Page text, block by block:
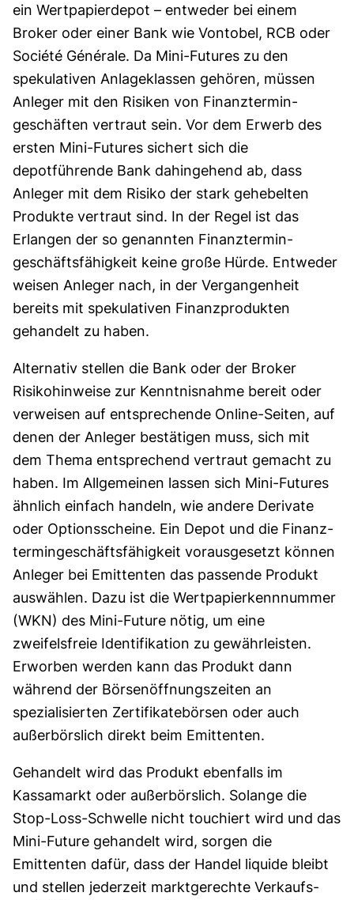
ein Wert­papier­depot – entweder bei einem
Broker oder einer Bank wie Vontobel, RCB oder
Société Générale. Da Mini-Futures zu den
spekulativen Anlageklassen gehören, müssen
Anleger mit den Risiken von Finanz­termin­
geschäften vertraut sein. Vor dem Erwerb des
ersten Mini-Futures sichert sich die
depotführende Bank dahin­gehend ab, dass
Anleger mit dem Risiko der stark gehebelten
Produkte vertraut sind. In der Regel ist das
Erlangen der so genannten Finanz­termin­
geschäfts­fähigkeit keine große Hürde. Entweder
weisen Anleger nach, in der Vergangenheit
bereits mit spekulativen Finanz­produkten
gehandelt zu haben.
Alternativ stellen die Bank oder der Broker
Risikohinweise zur Kenntnisnahme bereit oder
verweisen auf entsprechende Online-Seiten, auf
denen der Anleger bestätigen muss, sich mit
dem Thema entsprechend vertraut gemacht zu
haben. Im Allgemeinen lassen sich Mini-Futures
ähnlich einfach handeln, wie andere Derivate
oder Optionsscheine. Ein Depot und die Finanz­
termin­geschäfts­fähigkeit vorausgesetzt können
Anleger bei Emittenten das passende Produkt
auswählen. Dazu ist die Wert­papierken­nnummer
(WKN) des Mini-Future nötig, um eine
zweifelsfreie Identifikation zu gewährleisten.
Erworben werden kann das Produkt dann
während der Börsenöffnungszeiten an
spezialisierten Zertifikatebörsen oder auch
außerbörslich direkt beim Emittenten.
Gehandelt wird das Produkt ebenfalls im
Kassamarkt oder außerbörslich. Solange die
Stop-Loss-Schwelle nicht touchiert wird und das
Mini-Future gehandelt wird, sorgen die
Emittenten dafür, dass der Handel liquide bleibt
und stellen jederzeit marktgerechte Verkaufs-